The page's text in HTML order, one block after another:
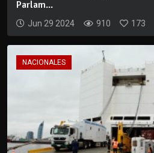
Parlam...
Jun 29 2024 910 173
NACIONALES